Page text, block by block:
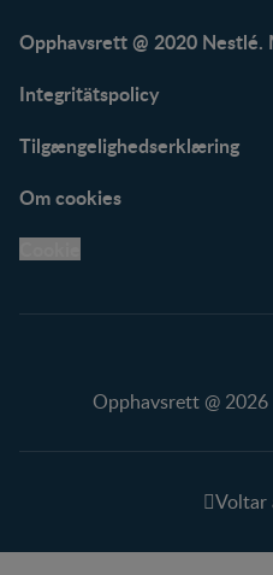
Opphavsrett @ 2020
Integritätspolicy
Tilgængelighedserklæring
Om cookies
Opphavsrett @
Voltar